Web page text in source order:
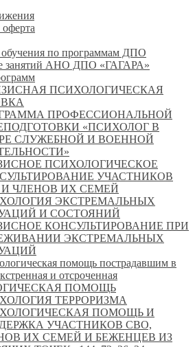
обучения по программам ДПО
занятий АНО ДПО «ГАГАРА»
ПСИХОЛОГИЧЕСКАЯ
ПРОФЕССИОНАЛЬНОЙ
«ПСИХОЛОГ В
СЛУЖЕБНОЙ И ВОЕННОЙ
ПСИХОЛОГИЧЕСКОЕ
УЧАСТНИКОВ
ЧЛЕНОВ ИХ СЕМЕЙ
ЭКСТРЕМАЛЬНЫХ
И СОСТОЯНИЙ
КОНСУЛЬТИРОВАНИЕ ПРИ
ЭКСТРЕМАЛЬНЫХ
помощь пострадавшим в
и отсроченная
ПОМОЩЬ
ТЕРРОРИЗМА
ПОМОЩЬ И
УЧАСТНИКОВ СВО,
ИХ СЕМЕЙ И БЕЖЕНЦЕВ ИЗ